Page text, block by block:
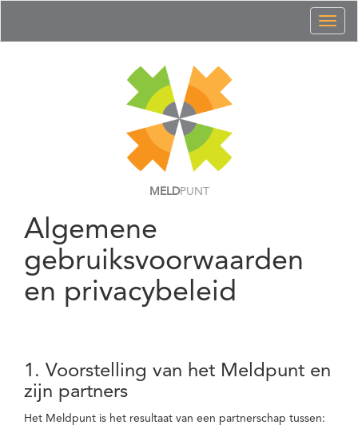
MELDPUNT
Algemene
gebruiksvoorwaarden
en privacybeleid
1. Voorstelling van het Meldpunt en
zijn partners
Het Meldpunt is het resultaat van een partnerschap tussen: